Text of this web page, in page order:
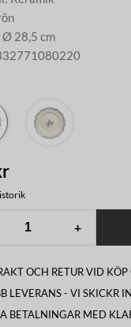
Ø 28,5 cm
+
OCH RETUR VID
LEVERANS - VI SKICKR
BETALNINGAR MED